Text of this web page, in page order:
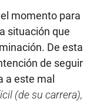
el momento para
situación que
De esta
de seguir
a este mal
(de su carrera),